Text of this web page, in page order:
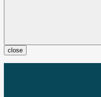
close